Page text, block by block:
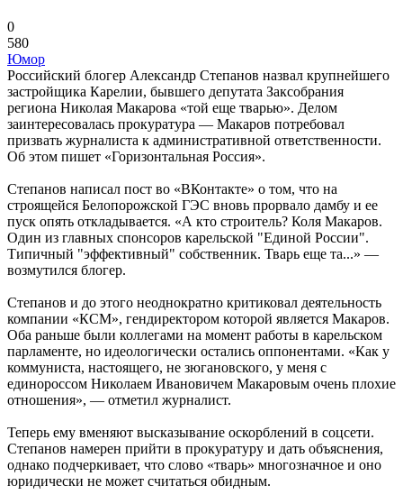
0
580
Юмор
Российский блогер Александр Степанов назвал крупнейшего
застройщика Карелии, бывшего депутата Заксобрания
региона Николая Макарова «той еще тварью». Делом
заинтересовалась прокуратура — Макаров потребовал
призвать журналиста к административной ответственности.
Об этом пишет «Горизонтальная Россия».
Степанов написал пост во «ВКонтакте» о том, что на
строящейся Белопорожской ГЭС вновь прорвало дамбу и ее
пуск опять откладывается. «А кто строитель? Коля Макаров.
Один из главных спонсоров карельской "Единой России".
Типичный "эффективный" собственник. Тварь еще та...» —
возмутился блогер.
Степанов и до этого неоднократно критиковал деятельность
компании «КСМ», гендиректором которой является Макаров.
Оба раньше были коллегами на момент работы в карельском
парламенте, но идеологически остались оппонентами. «Как у
коммуниста, настоящего, не зюгановского, у меня с
единороссом Николаем Ивановичем Макаровым очень плохие
отношения», — отметил журналист.
Теперь ему вменяют высказывание оскорблений в соцсети.
Степанов намерен прийти в прокуратуру и дать объяснения,
однако подчеркивает, что слово «тварь» многозначное и оно
юридически не может считаться обидным.